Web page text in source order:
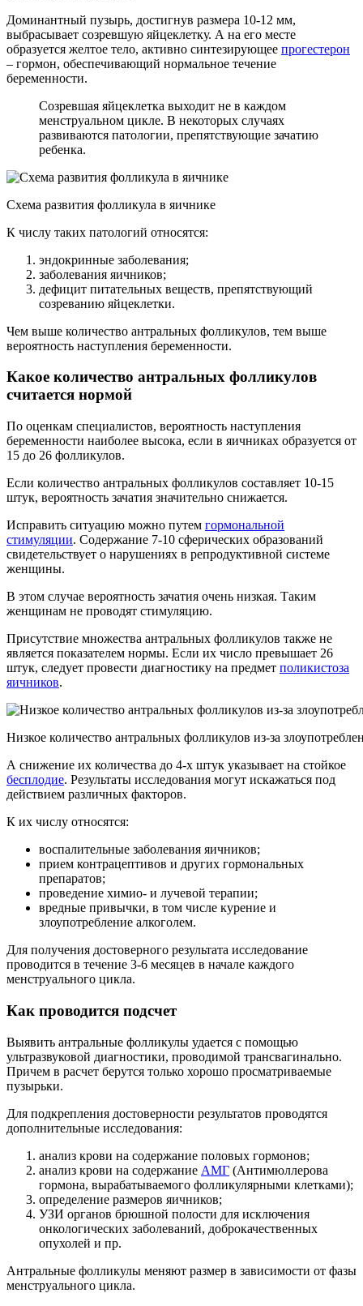
Доминантный пузырь, достигнув размера 10-12 мм,
выбрасывает созревшую яйцеклетку. А на его месте
образуется желтое тело, активно синтезирующее прогестерон
– гормон, обеспечивающий нормальное течение
беременности.
Созревшая яйцеклетка выходит не в каждом
менструальном цикле. В некоторых случаях
развиваются патологии, препятствующие зачатию
ребенка.
Схема развития фолликула в яичнике
К числу таких патологий относятся:
эндокринные заболевания;
заболевания яичников;
дефицит питательных веществ, препятствующий
созреванию яйцеклетки.
Чем выше количество антральных фолликулов, тем выше
вероятность наступления беременности.
Какое количество антральных фолликулов
считается нормой
По оценкам специалистов, вероятность наступления
беременности наиболее высока, если в яичниках образуется от
15 до 26 фолликулов.
Если количество антральных фолликулов составляет 10-15
штук, вероятность зачатия значительно снижается.
Исправить ситуацию можно путем гормональной
стимуляции. Содержание 7-10 сферических образований
свидетельствует о нарушениях в репродуктивной системе
женщины.
В этом случае вероятность зачатия очень низкая. Таким
женщинам не проводят стимуляцию.
Присутствие множества антральных фолликулов также не
является показателем нормы. Если их число превышает 26
штук, следует провести диагностику на предмет поликистоза
яичников.
Низкое количество антральных фолликулов из-за
А снижение их количества до 4-х штук указывает на стойкое
бесплодие. Результаты исследования могут искажаться под
действием различных факторов.
К их числу относятся:
воспалительные заболевания яичников;
прием контрацептивов и других гормональных
препаратов;
проведение химио- и лучевой терапии;
вредные привычки, в том числе курение и
злоупотребление алкоголем.
Для получения достоверного результата исследование
проводится в течение 3-6 месяцев в начале каждого
менструального цикла.
Как проводится подсчет
Выявить антральные фолликулы удается с помощью
ультразвуковой диагностики, проводимой трансвагинально.
Причем в расчет берутся только хорошо просматриваемые
пузырьки.
Для подкрепления достоверности результатов проводятся
дополнительные исследования:
анализ крови на содержание половых гормонов;
анализ крови на содержание АМГ (Антимюллерова
гормона, вырабатываемого фолликулярными клетками);
определение размеров яичников;
УЗИ органов брюшной полости для исключения
онкологических заболеваний, доброкачественных
опухолей и пр.
Антральные фолликулы меняют размер в зависимости от фазы
менструального цикла.